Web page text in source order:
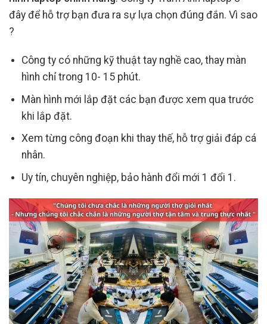
đây để hỗ trợ bạn đưa ra sự lựa chọn đúng đắn. Vì sao
?
Công ty có những kỹ thuật tay nghề cao, thay màn
hình chỉ trong 10- 15 phút.
Màn hình mới lắp đặt các bạn được xem qua trước
khi lắp đặt.
Xem từng công đoạn khi thay thế, hỗ trợ giải đáp cá
nhân.
Uy tín, chuyên nghiệp, bảo hành đổi mới 1 đổi 1.